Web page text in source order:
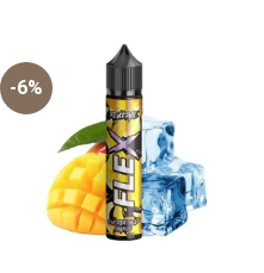
-6%